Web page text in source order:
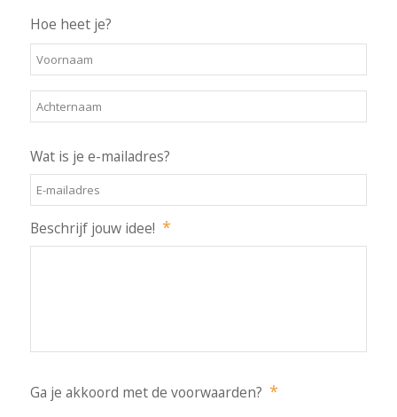
Hoe heet je?
Wat is je e-mailadres?
Beschrijf jouw idee! *
Ga je akkoord met de voorwaarden? *